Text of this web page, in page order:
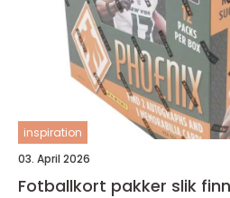
inspiration
03. April 2026
Fotballkort pakker slik finner du de beste